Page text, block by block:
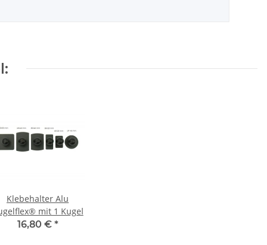
Klebehalter Alu
mit 1 Kugel
16,80 € *